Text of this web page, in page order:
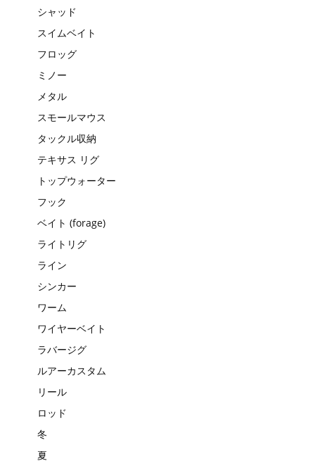
シャッド
スイムベイト
フロッグ
ミノー
メタル
スモールマウス
タックル収納
テキサス リグ
トップウォーター
フック
ベイト (forage)
ライトリグ
ライン
シンカー
ワーム
ワイヤーベイト
ラバージグ
ルアーカスタム
リール
ロッド
冬
夏